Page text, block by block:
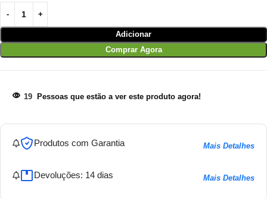
Adicionar
Comprar Agora
19 Pessoas que estão a ver este produto agora!
Produtos com Garantia Mais Detalhes
Devoluções: 14 dias Mais Detalhes